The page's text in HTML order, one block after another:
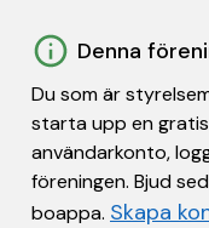
Denna
Du som är
starta upp en
användarkonto,
föreningen. Bjud
boappa. Skapa